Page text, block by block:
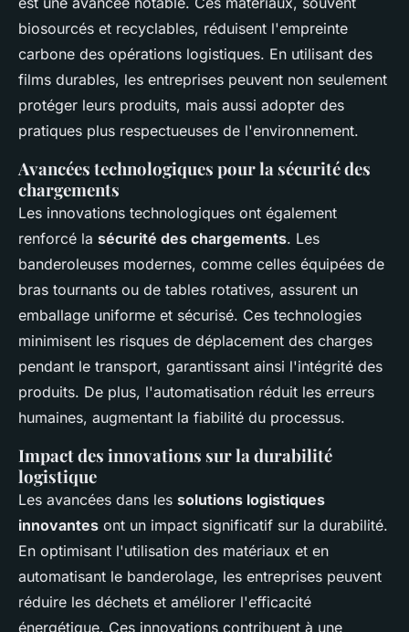
biosourcés et recyclables, réduisent l'empreinte
carbone des opérations logistiques. En utilisant des
films durables, les entreprises peuvent non seulement
protéger leurs produits, mais aussi adopter des
pratiques plus respectueuses de l'environnement.
Avancées technologiques pour la sécurité des
chargements
Les innovations technologiques ont également
renforcé la sécurité des chargements. Les
banderoleuses modernes, comme celles équipées de
bras tournants ou de tables rotatives, assurent un
emballage uniforme et sécurisé. Ces technologies
minimisent les risques de déplacement des charges
pendant le transport, garantissant ainsi l'intégrité des
produits. De plus, l'automatisation réduit les erreurs
humaines, augmentant la fiabilité du processus.
Impact des innovations sur la durabilité
logistique
Les avancées dans les solutions logistiques
innovantes ont un impact significatif sur la durabilité.
En optimisant l'utilisation des matériaux et en
automatisant le banderolage, les entreprises peuvent
réduire les déchets et améliorer l'efficacité
énergétique. Ces innovations contribuent à une